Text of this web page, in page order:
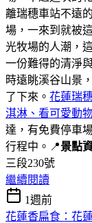
離瑞穗車站不遠
場，一來到就被
光牧場的人潮，
一份難得的清淨
時遠眺溪谷山景
了下來。 花蓮瑞
淇淋、看可愛動
達，有免費停車
行程中。📍景點
三段230號
繼續閱讀
1週前
花蓮香扁食：花